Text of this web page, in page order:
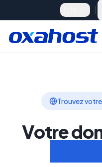
Trouvez
Votre
Domaines